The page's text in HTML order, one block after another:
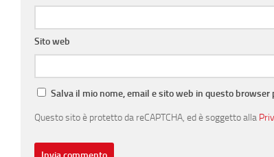
Sito web
Salva il mio nome, email e sito web in questo
Questo sito è protetto da reCAPTCHA, ed è soggetto alla